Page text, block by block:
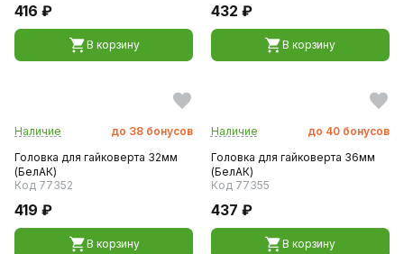
416 ₽
В корзину
432 ₽
В корзину
Наличие до 38 бонусов
Головка для гайковерта 32мм
(БелАК)
Код 77352
419 ₽
В корзину
Наличие до 40 бонусов
Головка для гайковерта 36мм
(БелАК)
Код 77355
437 ₽
В корзину